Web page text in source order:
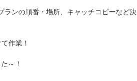
ランの順番・場所、キャッチコピーなど決
作業！
～！